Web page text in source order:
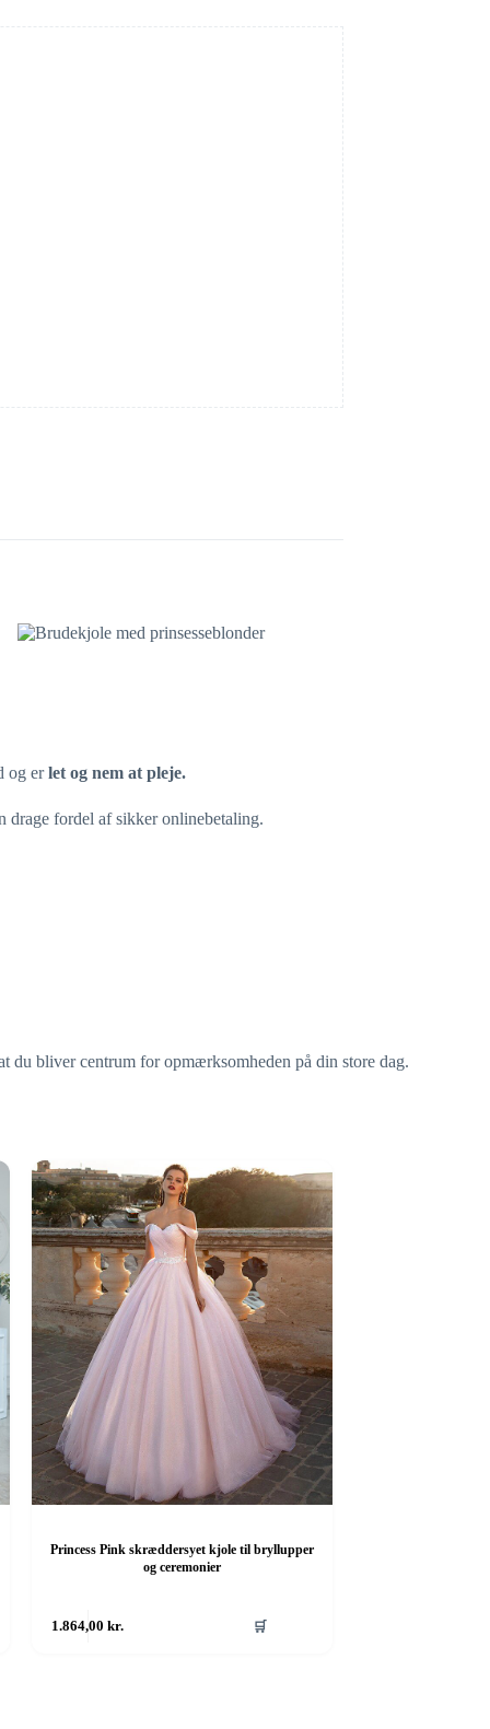
og erlet og nem at pleje.
drage fordel af sikker onlinebetaling.
du bliver centrum for opmærksomheden på din store dag.
Princess Pink skræddersyet kjole til bryllupper
og ceremonier
1.864,00kr. 🛒